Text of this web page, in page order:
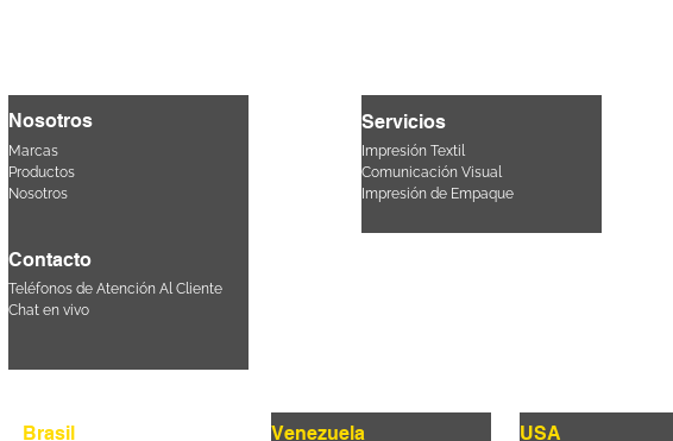
Nosotros
Marcas
Productos
Nosotros
Contacto
Teléfonos de Atención Al Cliente
Chat en vivo
Servicios
Impresión Textil
Comunicación Visual
Impresión de Empaque
Brasil
Venezuela USA